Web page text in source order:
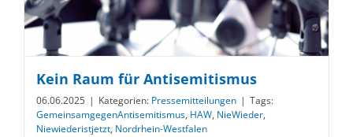
Kein Raum für Antisemitismus
06.06.2025 | Kategorien: Pressemitteilungen | Tags:
GemeinsamgegenAntisemitismus, HAW, NieWieder,
Niewiederistjetzt, Nordrhein-Westfalen